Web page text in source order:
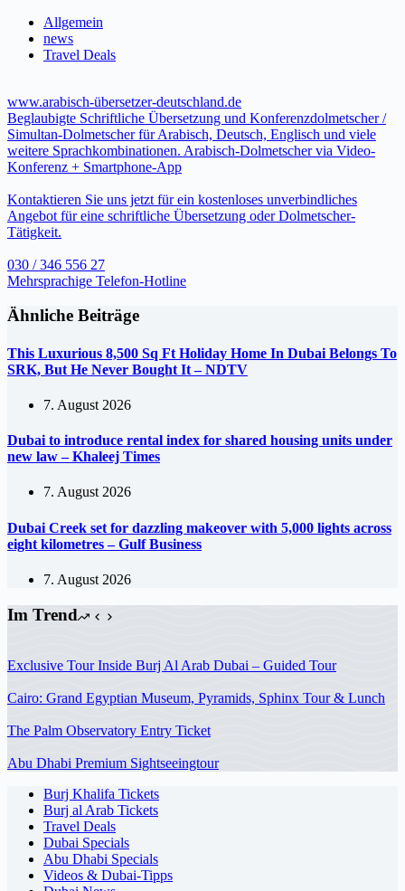
Allgemein
news
Travel Deals
www.arabisch-übersetzer-deutschland.de
Beglaubigte Schriftliche Übersetzung und Konferenzdolmetscher /
Simultan-Dolmetscher für Arabisch, Deutsch, Englisch und viele
weitere Sprachkombinationen. Arabisch-Dolmetscher via Video-
Konferenz + Smartphone-App
Kontaktieren Sie uns jetzt für ein kostenloses unverbindliches
Angebot für eine schriftliche Übersetzung oder Dolmetscher-
Tätigkeit.
030 / 346 556 27
Mehrsprachige Telefon-Hotline
Ähnliche Beiträge
This Luxurious 8,500 Sq Ft Holiday Home In Dubai Belongs To
SRK, But He Never Bought It – NDTV
7. August 2026
Dubai to introduce rental index for shared housing units under
new law – Khaleej Times
7. August 2026
Dubai Creek set for dazzling makeover with 5,000 lights across
eight kilometres – Gulf Business
7. August 2026
Im Trend
Exclusive Tour Inside Burj Al Arab Dubai – Guided Tour
Cairo: Grand Egyptian Museum, Pyramids, Sphinx Tour & Lunch
The Palm Observatory Entry Ticket
Abu Dhabi Premium Sightseeingtour
Burj Khalifa Tickets
Burj al Arab Tickets
Travel Deals
Dubai Specials
Abu Dhabi Specials
Videos & Dubai-Tipps